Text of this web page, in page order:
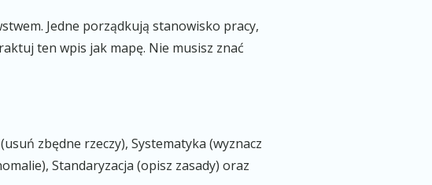
Jedne porządkują stanowisko pracy,
ten wpis jak mapę. Nie musisz znać
zbędne rzeczy), Systematyka (wyznacz
Standaryzacja (opisz zasady) oraz